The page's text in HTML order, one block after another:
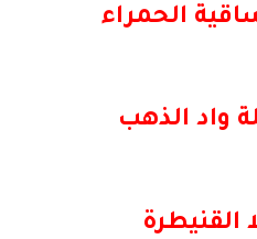
الحمراء
واد الذهب
القنيطرة